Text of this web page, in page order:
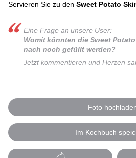
Servieren Sie zu den Sweet Potato
Eine Frage an unsere User:
Womit könnten die Sweet
nach noch gefüllt werden?
Jetzt kommentieren und Herzen
Foto
Im Kochbuch